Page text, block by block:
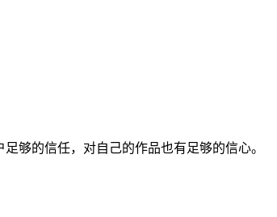
够的信任，对自己的作品也有足够的信心。